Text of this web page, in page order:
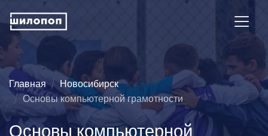
Главная
Новосибирск
Основы компьютерной грамотности
Основы компьютерной